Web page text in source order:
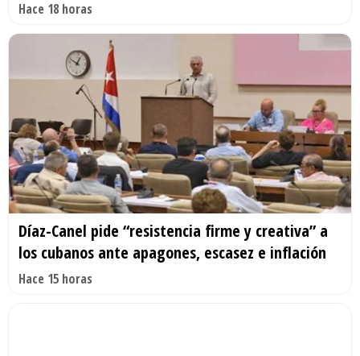
Hace 18 horas
Díaz-Canel pide “resistencia firme y creativa” a
los cubanos ante apagones, escasez e inflación
Hace 15 horas